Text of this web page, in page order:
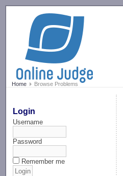
Home Browse Problems
Login
Username
Password
Remember me